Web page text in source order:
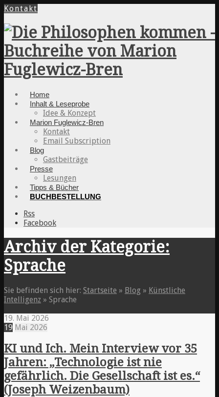
Kontakt
Home
Inhalt & Leseprobe
Idee & Konzept
Marion Fuglewicz-Bren
Kontakt
Email Subscription
Blog
Gastbeiträge
Presse
Lesungen
Tipps & Bücher
BUCHBESTELLUNG
Rss
Facebook
Archiv der Kategorie:
Sprache
Sie befinden sich hier: Startseite » Blog » Künstliche
Intelligenz » Sprache
19. Mai 2026
19 Mai 2026
KI und Ich. Mein Interview vor 35
Jahren: „Technologie ist nie
gefährlich. Die Gesellschaft ist es.“
(Joseph Weizenbaum)